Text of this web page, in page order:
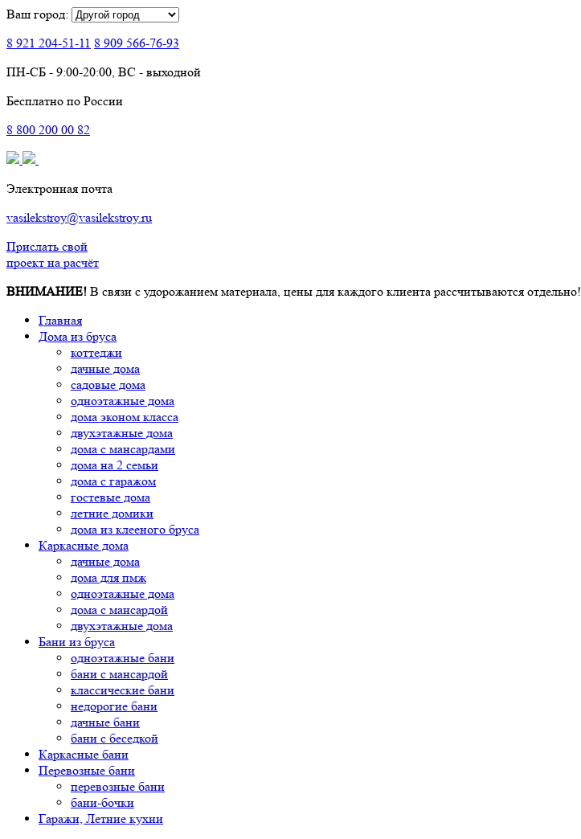
Ваш город:
8 921 204-51-11 8 909 566-76-93
ПН-СБ - 9:00-20:00, ВС - выходной
Бесплатно по России
8 800 200 00 82
Электронная почта
vasilekstroy@vasilekstroy.ru
Прислать свой
проект на расчёт
ВНИМАНИЕ! В связи с удорожанием материала, цены для каждого клиента рассчитываются отдельно!
Главная
Дома из бруса
коттеджи
дачные дома
садовые дома
одноэтажные дома
дома эконом класса
двухэтажные дома
дома с мансардами
дома на 2 семьи
дома с гаражом
гостевые дома
летние домики
дома из клееного бруса
Каркасные дома
дачные дома
дома для пмж
одноэтажные дома
дома с мансардой
двухэтажные дома
Бани из бруса
одноэтажные бани
бани с мансардой
классические бани
недорогие бани
дачные бани
бани с беседкой
Каркасные бани
Перевозные бани
перевозные бани
бани-бочки
Гаражи, Летние кухни